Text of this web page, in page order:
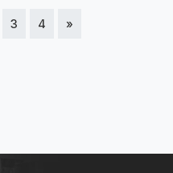
3 4 »